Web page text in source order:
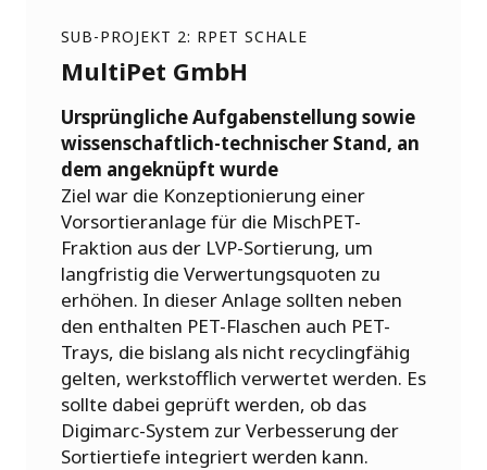
SUB-PROJEKT 2: RPET SCHALE
MultiPet GmbH
Ursprüngliche Aufgabenstellung sowie
wissenschaftlich-technischer Stand, an
dem angeknüpft wurde
Ziel war die Konzeptionierung einer
Vorsortieranlage für die MischPET-
Fraktion aus der LVP-Sortierung, um
langfristig die Verwertungsquoten zu
erhöhen. In dieser Anlage sollten neben
den enthalten PET-Flaschen auch PET-
Trays, die bislang als nicht recyclingfähig
gelten, werkstofflich verwertet werden. Es
sollte dabei geprüft werden, ob das
Digimarc-System zur Verbesserung der
Sortiertiefe integriert werden kann.